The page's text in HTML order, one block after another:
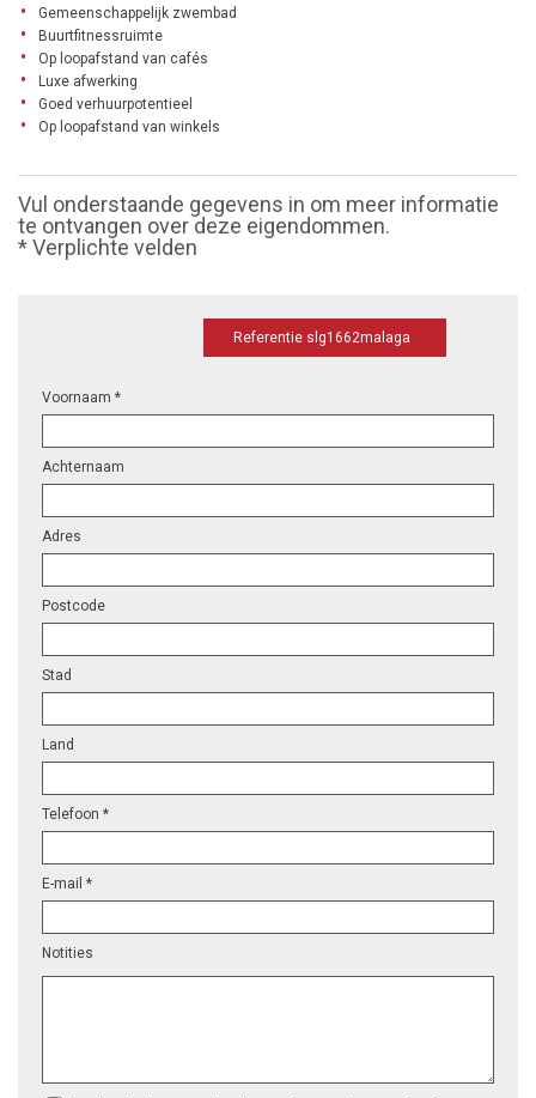
Gemeenschappelijk zwembad
Buurtfitnessruimte
Op loopafstand van cafés
Luxe afwerking
Goed verhuurpotentieel
Op loopafstand van winkels
Vul onderstaande gegevens in om meer informatie
te ontvangen over deze eigendommen.
* Verplichte velden
Referentie slg1662malaga
Voornaam *
Achternaam
Adres
Postcode
Stad
Land
Telefoon *
E-mail *
Notities